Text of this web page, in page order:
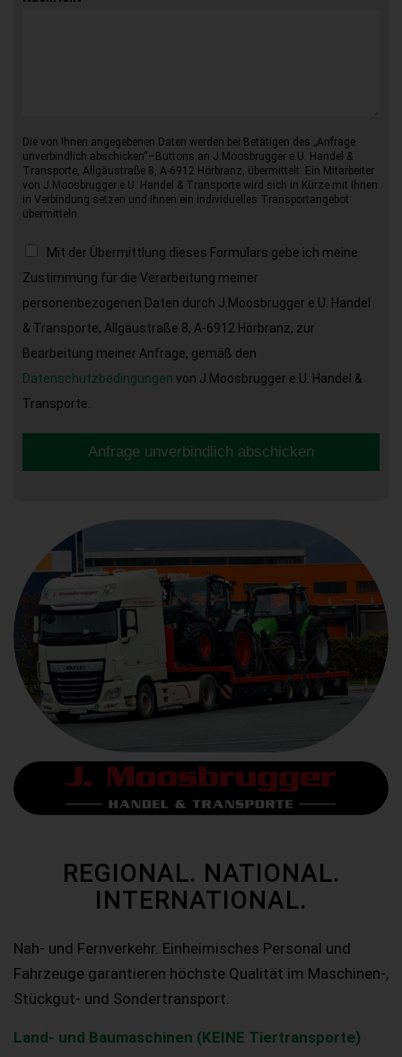
Die von Ihnen angegebenen Daten werden bei Betätigen des „Anfrage
unverbindlich abschicken“–Buttons an J.Moosbrugger e.U. Handel &
Transporte, Allgäustraße 8, A-6912 Hörbranz, übermittelt. Ein Mitarbeiter
von J.Moosbrugger e.U. Handel & Transporte wird sich in Kürze mit Ihnen
in Verbindung setzen und Ihnen ein individuelles Transportangebot
übermitteln.
Mit der Übermittlung dieses Formulars gebe ich meine
Zustimmung für die Verarbeitung meiner
personenbezogenen Daten durch J.Moosbrugger e.U. Handel
& Transporte, Allgäustraße 8, A-6912 Hörbranz, zur
Bearbeitung meiner Anfrage, gemäß den
Datenschutzbedingungen von J.Moosbrugger e.U. Handel &
Transporte.
Anfrage unverbindlich abschicken
REGIONAL. NATIONAL.
INTERNATIONAL.
Nah- und Fernverkehr. Einheimisches Personal und
Fahrzeuge garantieren höchste Qualität im Maschinen-,
Stückgut- und Sondertransport.
Land- und Baumaschinen (KEINE Tiertransporte)